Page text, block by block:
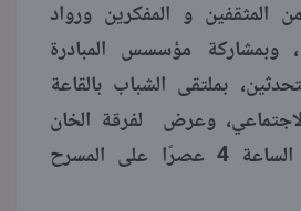
و المفكرين ورواد
وبمشاركة مؤسسس المبادرة
بملتقى الشباب بالقاعة
وعرض لفرقة الخان
للموسيقى العربية الساعة 4 عصرًا على المسرح